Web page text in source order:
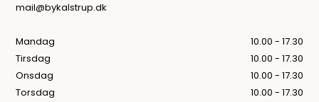
mail@bykalstrup.dk
Mandag
10.00 - 17.30
Tirsdag
10.00 - 17.30
Onsdag
10.00 - 17.30
Torsdag
10.00 - 17.30